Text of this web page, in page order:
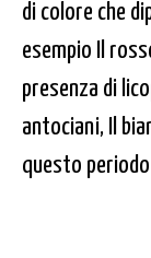
di colore che
esempio Il
presenza di
antociani, Il
questo